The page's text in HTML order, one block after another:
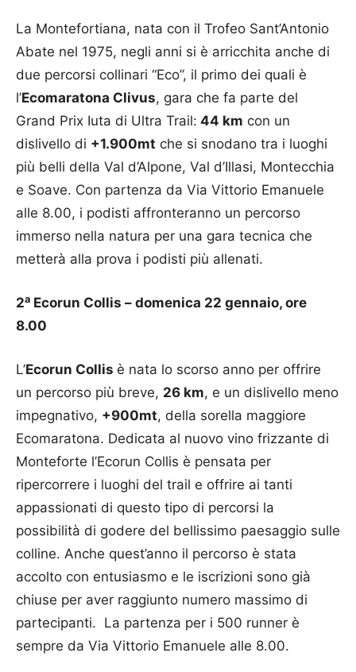
La Montefortiana, nata con il Trofeo Sant’Antonio
Abate nel 1975, negli anni si è arricchita anche di
due percorsi collinari “Eco”, il primo dei quali è
l’Ecomaratona Clivus, gara che fa parte del
Grand Prix Iuta di Ultra Trail: 44 km con un
dislivello di +1.900mt che si snodano tra i luoghi
più belli della Val d’Alpone, Val d’Illasi, Montecchia
e Soave. Con partenza da Via Vittorio Emanuele
alle 8.00, i podisti affronteranno un percorso
immerso nella natura per una gara tecnica che
metterà alla prova i podisti più allenati.
2a Ecorun Collis – domenica 22 gennaio, ore
8.00
L’Ecorun Collis è nata lo scorso anno per offrire
un percorso più breve, 26 km, e un dislivello meno
impegnativo, +900mt, della sorella maggiore
Ecomaratona. Dedicata al nuovo vino frizzante di
Monteforte l’Ecorun Collis è pensata per
ripercorrere i luoghi del trail e offrire ai tanti
appassionati di questo tipo di percorsi la
possibilità di godere del bellissimo paesaggio sulle
colline. Anche quest’anno il percorso è stata
accolto con entusiasmo e le iscrizioni sono già
chiuse per aver raggiunto numero massimo di
partecipanti. La partenza per i 500 runner è
sempre da Via Vittorio Emanuele alle 8.00.